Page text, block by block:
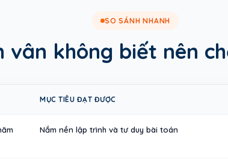
SO SÁNH NHANH
vân không biết nên
MỤC TIÊU ĐẠT ĐƯỢC
Nắm nền lập trình và tư duy bài toán